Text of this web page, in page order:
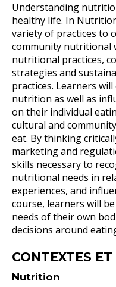
Understanding
healthy life. In
variety of practices to
community nutritional
nutritional practices,
strategies and
practices. Learners
nutrition as well as
on their individual
cultural and
eat. By thinking
marketing and
skills necessary to
nutritional needs in
experiences, and
course, learners will
needs of their own
decisions around
CONTEXTES
Nutrition